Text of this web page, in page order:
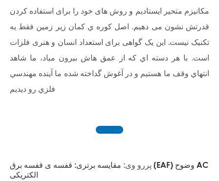
مکانیزم متحیر ایستادیم و روش های خود را برای استفاده کردن
قدرتش نشون می دهیم. اصل کوره ي کمان زير زمين فقط يه
تکنيک نيست. این یک گواهی برای استعداد انسان و هنری فلزات
است. با هر دسته اي که از عمق هاش بيرون مياد، ما شاهد
انتهاي وقف ما هستيم و در آغوش گداخته شده ما آينده مهندسي
فلزي رو ديديم
پررو وی: مقایسه برتری: قفسه ی قفسه برق (EAF) وضوح AC
الکتریکی